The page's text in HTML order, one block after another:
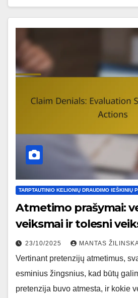
TARPTAUTINIO KELIONIŲ DRAUDIMO IEŠKINIŲ
Atmetimo prašymai:
veiksmai ir tolesni
23/10/2025 MANTAS
Vertinant pretenzijų atmetimus,
esminius žingsnius, kad būtų
pretenzija buvo atmesta, ir kokie